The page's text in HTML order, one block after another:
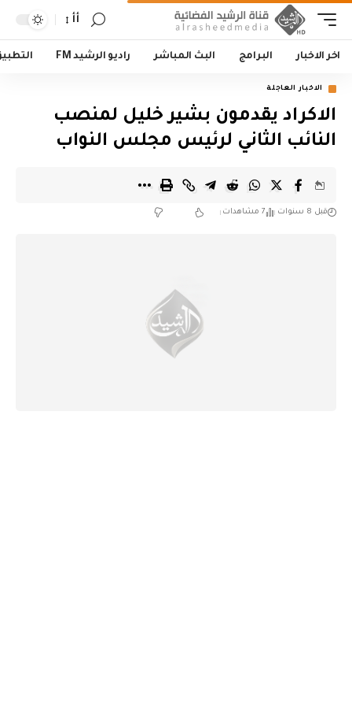
أأ
اخر الاخبار البرامج البث المباشر راديو الرشيد FM
الاخبار العاجلة
الاكراد يقدمون بشير خليل لمنصب
النائب الثاني لرئيس مجلس النواب
قبل 8 سنوات 7 مشاهدات